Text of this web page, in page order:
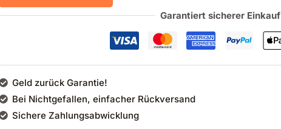
Garantiert sicherer Einkauf
Geld zurück Garantie!
Bei Nichtgefallen, einfacher Rückversand
Sichere Zahlungsabwicklung